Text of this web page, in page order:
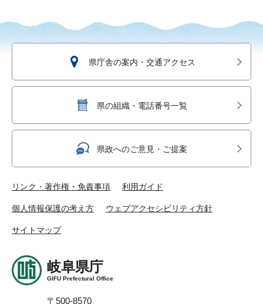
県庁舎の案内・交通アクセス
県の組織・電話番号一覧
県政へのご意見・ご提案
リンク・著作権・免責事項 利用ガイド
個人情報保護の考え方 ウェブアクセシビリティ方針
サイトマップ
岐阜県庁
GIFU Prefectural Office
〒500-8570